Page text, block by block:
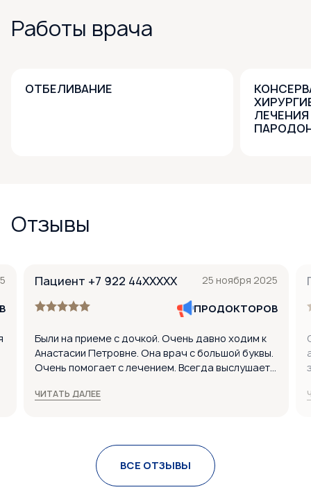
Работы врача
ОТБЕЛИВАНИЕ
Отзывы
Пациент +7 922 44XXXXX 25 ноября 2025
ПРОДОКТОРОВ
Были на приеме с дочкой. Очень давно ходим к
Анастасии Петровне. Она врач с большой буквы.
Очень помогает с лечением. Всегда выслушает и
ЛОР-врача, то только Анастасию Петровну!
прошел отлично.
Понравилось:
ЧИТАТЬ ДАЛЕЕ
ВСЕ ОТЗЫВЫ